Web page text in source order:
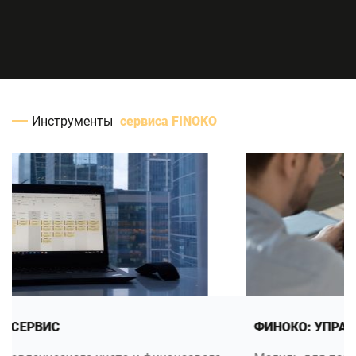
Инструменты сервиса FINOKO
ФИНОКО: УПРАВЛЕНЧЕСКИЙ УЧЕТ В 1С